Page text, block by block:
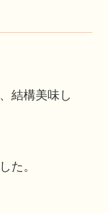
結構美味し
た。